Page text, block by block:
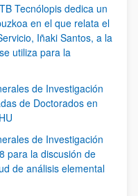
Tecnólopis dedica un
en el que relata el
Iñaki Santos, a la
utiliza para la
de Investigación
de Doctorados en
de Investigación
para la discusión de
de análisis elemental